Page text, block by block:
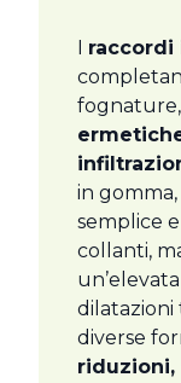
I raccordi
in gomma,
semplice
collanti,
dilatazioni
diverse
riduzioni,